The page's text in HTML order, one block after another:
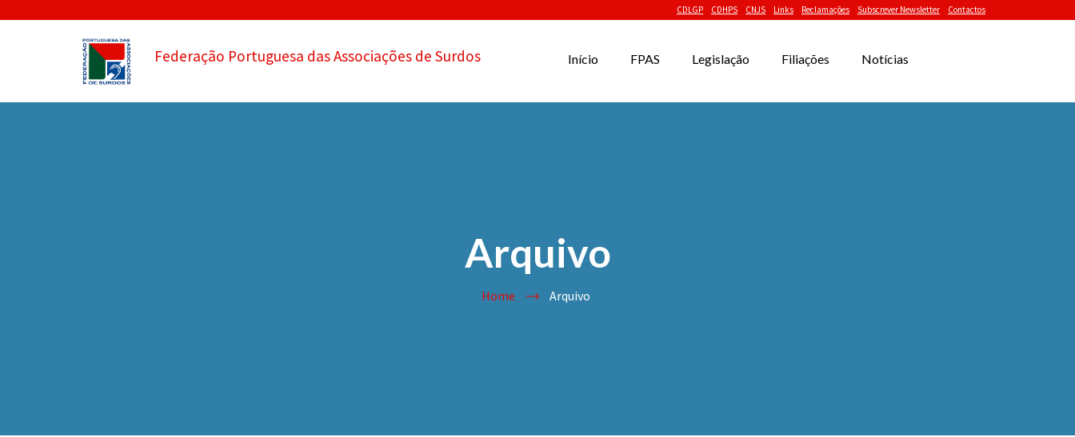
CDLGP CDHPS CNJS Links Reclamações Subscrever Newsletter Contactos
Federação Portuguesa das Associações de Surdos Início FPAS Legislação Filiações Notícias
Arquivo
Home Arquivo